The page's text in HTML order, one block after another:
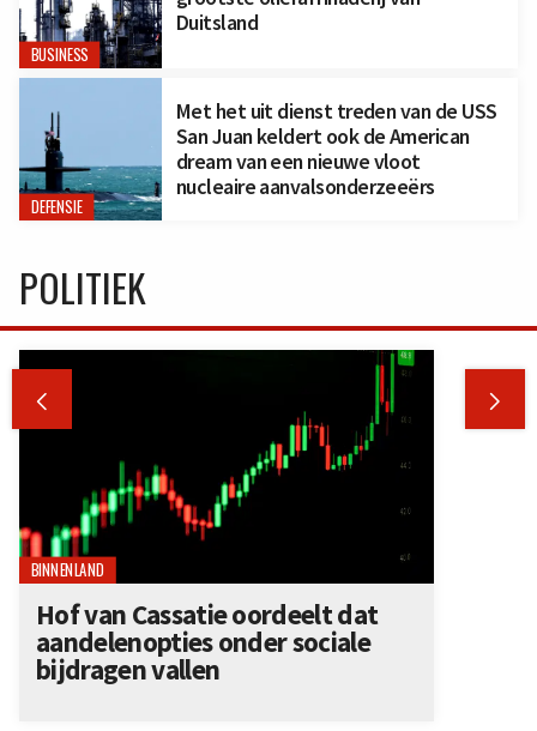
BUSINESS
Duitsland
DEFENSIE
Met het uit dienst treden van de USS
San Juan keldert ook de American
dream van een nieuwe vloot
nucleaire aanvalsonderzeeërs
POLITIEK
 
BINNENLAND
Hof van Cassatie oordeelt dat
aandelenopties onder sociale
bijdragen vallen